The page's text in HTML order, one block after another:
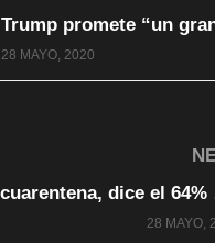
28 MAYO, 2020
Que
28 MAYO,